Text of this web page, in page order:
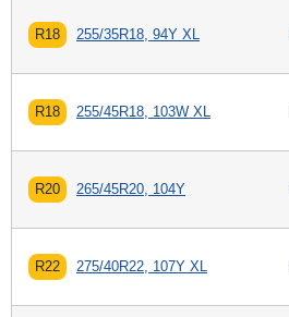
R18 255/35R18, 94Y XL
R18 255/45R18, 103W XL
R20 265/45R20, 104Y
R22 275/40R22, 107Y XL